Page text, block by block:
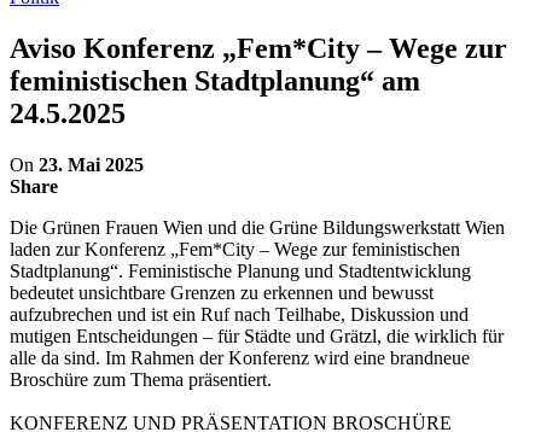
Aviso Konferenz „Fem*City – Wege zur
feministischen Stadtplanung“ am
24.5.2025
On 23. Mai 2025
Share
Die Grünen Frauen Wien und die Grüne Bildungswerkstatt Wien
laden zur Konferenz „Fem*City – Wege zur feministischen
Stadtplanung“. Feministische Planung und Stadtentwicklung
bedeutet unsichtbare Grenzen zu erkennen und bewusst
aufzubrechen und ist ein Ruf nach Teilhabe, Diskussion und
mutigen Entscheidungen – für Städte und Grätzl, die wirklich für
alle da sind. Im Rahmen der Konferenz wird eine brandneue
Broschüre zum Thema präsentiert.
KONFERENZ UND PRÄSENTATION BROSCHÜRE